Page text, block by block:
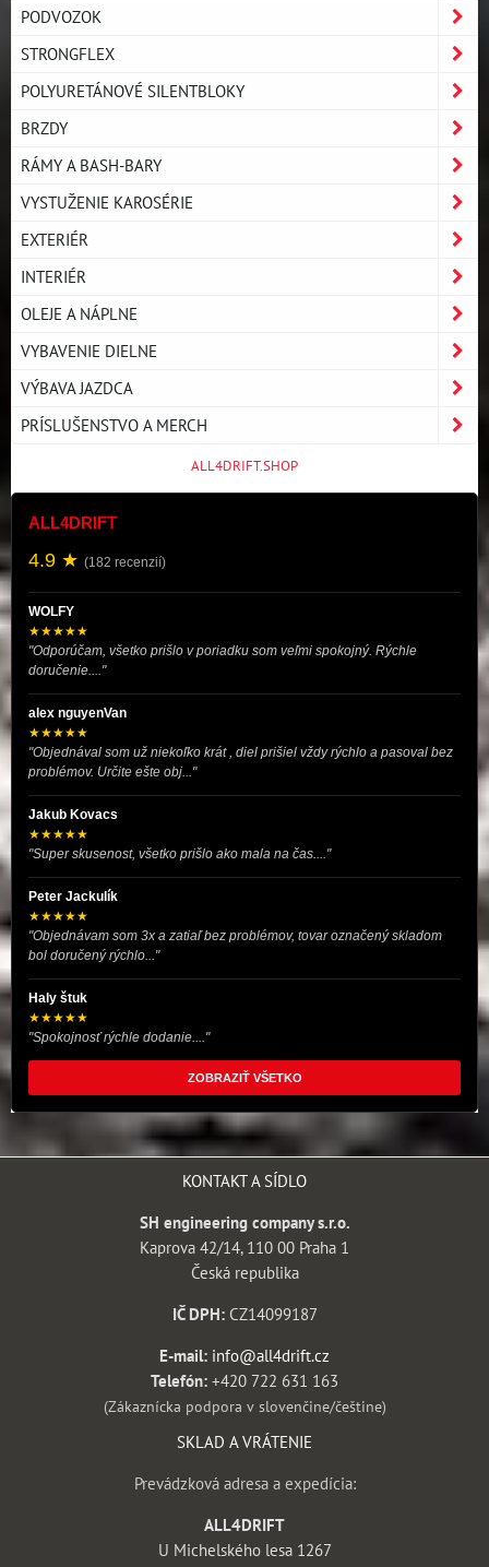
PODVOZOK
STRONGFLEX
POLYURETÁNOVÉ SILENTBLOKY
BRZDY
RÁMY A BASH-BARY
VYSTUŽENIE KAROSÉRIE
EXTERIÉR
INTERIÉR
OLEJE A NÁPLNE
VYBAVENIE DIELNE
VÝBAVA JAZDCA
PRÍSLUŠENSTVO A MERCH
ALL4DRIFT.SHOP
ALL4DRIFT
4.9 ★ (182 recenzií)
WOLFY
★★★★★
"Odporúčam, všetko prišlo v poriadku som veľmi spokojný. Rýchle
doručenie...."
alex nguyenVan
★★★★★
"Objednával som už niekoľko krát , diel prišiel vždy rýchlo a pasoval bez
problémov. Určite ešte obj..."
Jakub Kovacs
★★★★★
"Super skusenost, všetko prišlo ako mala na čas...."
Peter Jackulík
★★★★★
"Objednávam som 3x a zatiaľ bez problémov, tovar označený skladom
bol doručený rýchlo..."
Haly štuk
★★★★★
"Spokojnosť rýchle dodanie...."
ZOBRAZIŤ VŠETKO
KONTAKT A SÍDLO
SH engineering company s.r.o.
Kaprova 42/14, 110 00 Praha 1
Česká republika
IČ DPH:CZ14099187
E-mail: info@all4drift.cz
Telefón: +420 722 631 163
(Zákaznícka podpora v slovenčine/češtine)
SKLAD A VRÁTENIE
Prevádzková adresa a expedícia:
ALL4DRIFT
U Michelského lesa 1267